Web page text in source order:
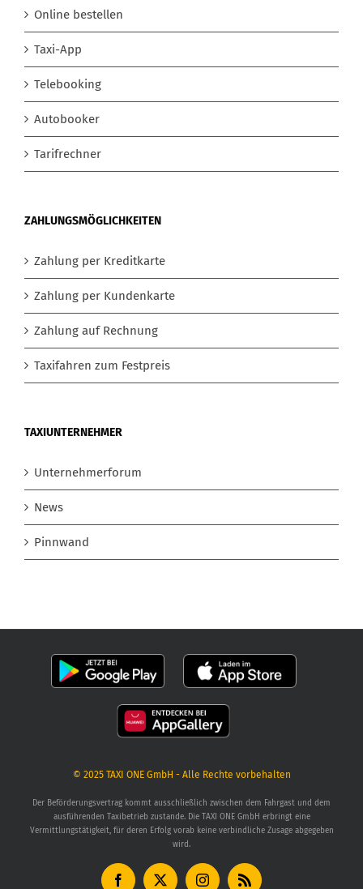
Online bestellen
Taxi-App
Telebooking
Autobooker
Tarifrechner
ZAHLUNGSMÖGLICHKEITEN
Zahlung per Kreditkarte
Zahlung per Kundenkarte
Zahlung auf Rechnung
Taxifahren zum Festpreis
TAXIUNTERNEHMER
Unternehmerforum
News
Pinnwand
© 2025 TAXI ONE GmbH - Alle Rechte vorbehalten
Der Beförderungsvertrag kommt ausschließlich zwischen dem Fahrgast und dem
ausführenden Taxibetrieb zustande. Die TAXI ONE GmbH erbringt eine
Vermittlungstätigkeit, für deren Erfolg vorab keine verbindliche Zusage abgegeben
wird.
Facebook
X InstagramRss